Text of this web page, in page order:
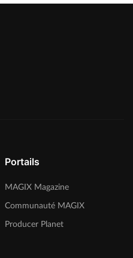
Portails
MAGIX Magazine
Communauté MAGIX
Producer Planet